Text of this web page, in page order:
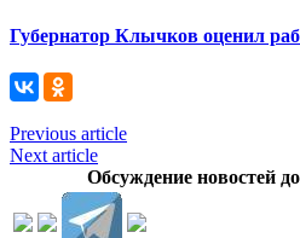
Губернатор Клычков оценил
Previous article
Next article
Обсуждение новостей